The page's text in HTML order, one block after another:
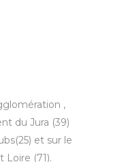
,
du Jura (39)
et sur le
Loire (71).